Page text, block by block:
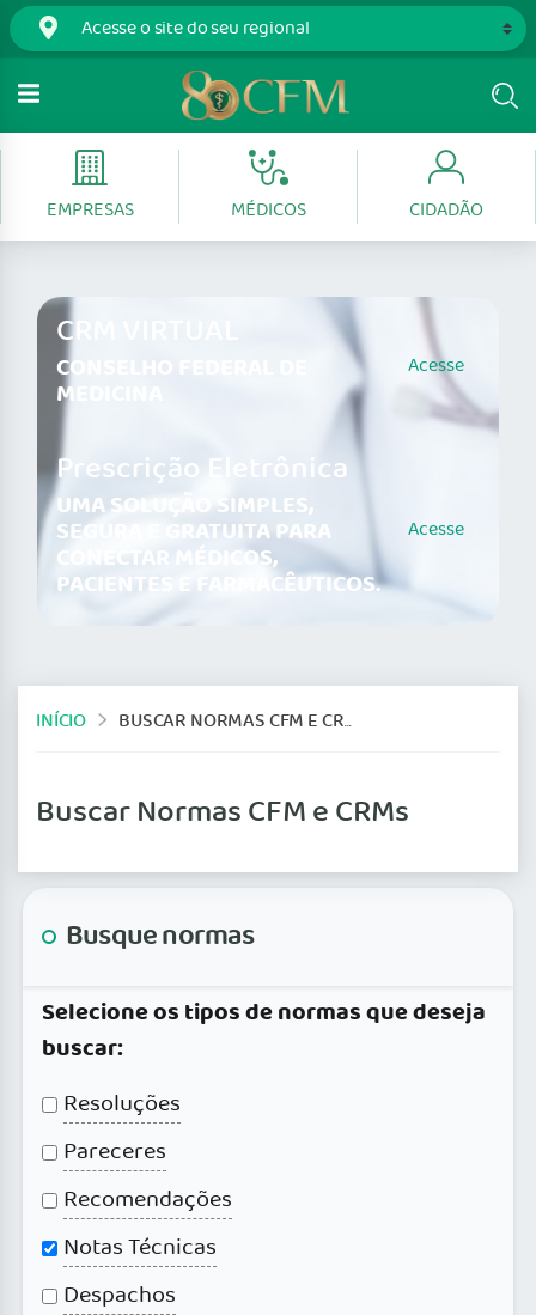
EMPRESAS MÉDICOS CIDADÃO
CRM VIRTUAL
CONSELHO FEDERAL DE
MEDICINA
Acesse
Prescrição Eletrônica
UMA SOLUÇÃO SIMPLES,
SEGURA E GRATUITA PARA
CONECTAR MÉDICOS,
PACIENTES E FARMACÊUTICOS.
Acesse
INÍCIO BUSCAR NORMAS CFM E CRMS
Buscar Normas CFM e CRMs
Busque normas
Selecione os tipos de normas que deseja
buscar:
Resoluções
Pareceres
Recomendações
Notas Técnicas
Despachos